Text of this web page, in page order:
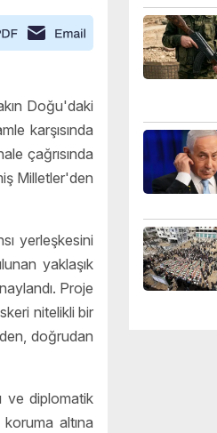
Doğu'daki
karşısında
çağrısında
Milletler'den
yerleşkesini
yaklaşık
Proje
nitelikli bir
doğrudan
ve diplomatik
altına